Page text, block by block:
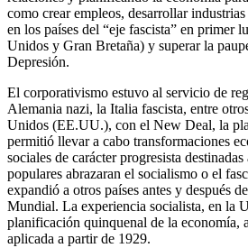
como crear empleos, desarrollar
en los países del “eje fascista” en primer
Unidos y Gran Bretaña) y superar la
Depresión.
El corporativismo estuvo al servicio de
Alemania nazi, la Italia fascista, entre
Unidos (EE.UU.), con el New Deal, la
permitió llevar a cabo transformaciones
sociales de carácter progresista
populares abrazaran el socialismo o el
expandió a otros países antes y después
Mundial. La experiencia socialista, en la
planificación quinquenal de la economía,
aplicada a partir de 1929.